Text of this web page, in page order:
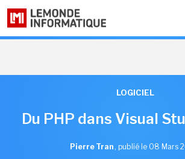
LOGICIEL
Du PHP dans Visual
Pierre Tran , publié le 08 Mars